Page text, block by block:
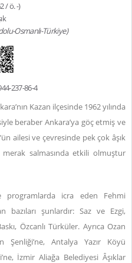
/ ö. -)
Osmanlı-Türkiye)
237-86-4
Kazan ilçesinde 1962 yılında
beraber Ankara’ya göç etmiş ve
ailesi ve çevresinde pek çok âşık
salmasında etkili olmuştur
programlarda icra eden Fehmi
bazıları şunlardır: Saz ve Ezgi,
Özcanlı Türküler. Ayrıca Ozan
Antalya Yazır Köyü
İzmir Aliağa Belediyesi Âşıklar